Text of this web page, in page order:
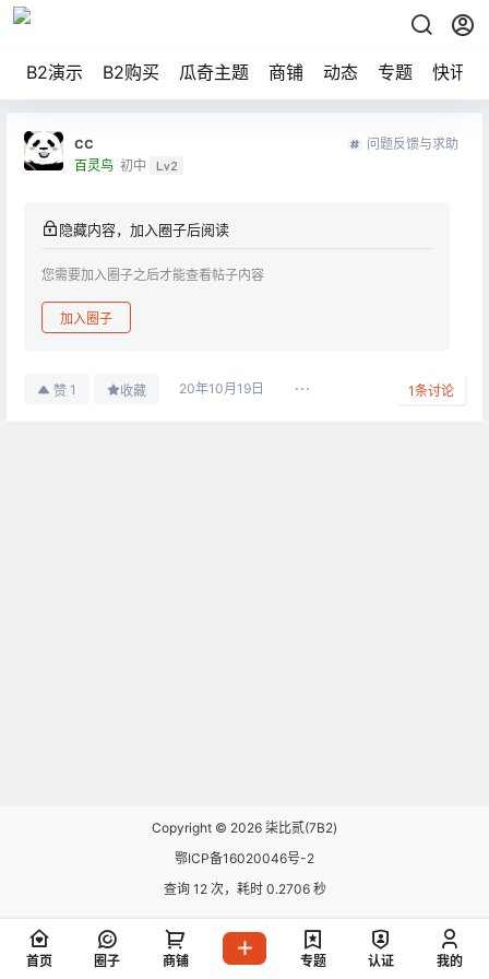
B2演示 B2购买 瓜奇主题 商铺 动态 专题 快讯
cc
百灵鸟 初中 Lv2
问题反馈与求助
隐藏内容，加入圈子后阅读
您需要加入圈子之后才能查看帖子内容
加入圈子
赞 1 收藏 20年10月19日 1条讨论
Copyright © 2026 柒比贰(7B2)
鄂ICP备16020046号-2
查询 12 次，耗时 0.2706 秒
首页 圈子 商铺 专题 认证 我的